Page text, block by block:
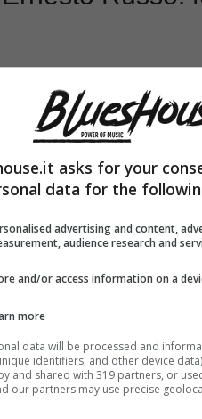
asks for your
data for the
advertising and content,
audience research and
and/or access information on a
more
data will be processed and
identifiers, and other device
and shared with 319 partners, or
our partners may use precise